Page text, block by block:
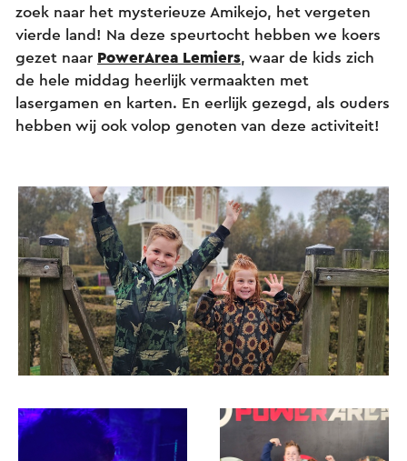
zoek naar het mysterieuze Amikejo, het vergeten
vierde land! Na deze speurtocht hebben we koers
gezet naar PowerArea Lemiers, waar de kids zich
de hele middag heerlijk vermaakten met
lasergamen en karten. En eerlijk gezegd, als ouders
hebben wij ook volop genoten van deze activiteit!